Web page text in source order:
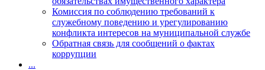
Комиссия по соблюдению требований к
служебному поведению и урегулированию
конфликта интересов на муниципальной службе
Обратная связь для сообщений о фактах
коррупции
...